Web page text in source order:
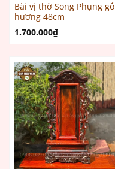
Bài vị thờ Song Phụng gỗ
hương 48cm
1.700.000₫